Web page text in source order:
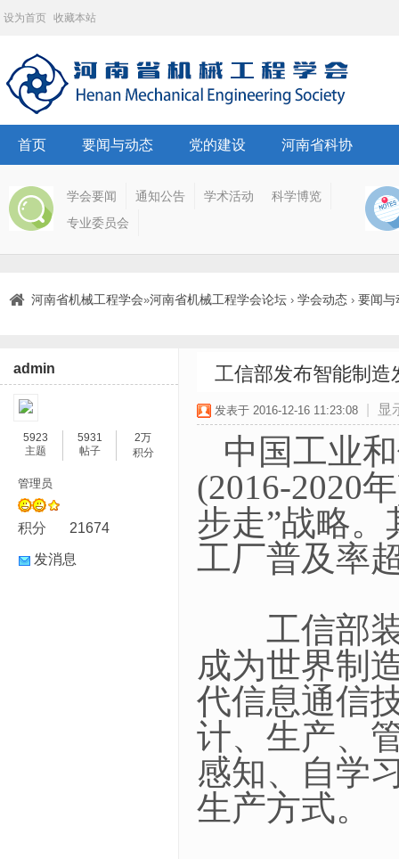
设为首页 收藏本站
首页 要闻与动态 党的建设 河南省科协
学会要闻 通知公告 学术活动
科学博览
专业委员会
河南省机械工程学会»河南省机械工程学会论坛 › 学会动态 › 要闻与
admin
5923
主题
5931
帖子
2万
积分
管理员
积分 21674
发消息
工信部发布智能制造
发表于 2016-12-16 11:23:08 显
中国工业
(2016-2020
步走”战略
工厂普及率
工信部装
成为世界制
代信息通信
计、生产、
感知、自学
生产方式。